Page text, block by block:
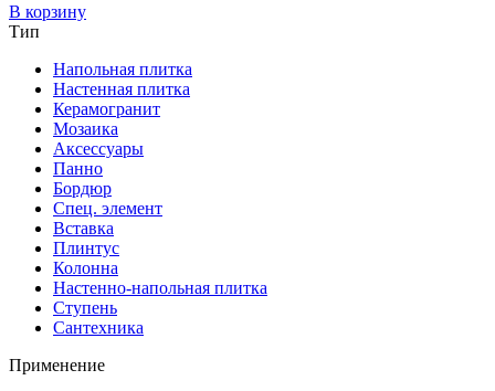
В корзину
Тип
Напольная плитка
Настенная плитка
Керамогранит
Мозаика
Аксессуары
Панно
Бордюр
Спец. элемент
Вставка
Плинтус
Колонна
Настенно-напольная плитка
Ступень
Сантехника
Применение